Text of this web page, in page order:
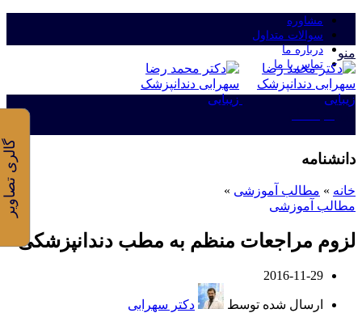
مشاوره
سوالات متداول
درباره ما
تماس با ما
منو
دانشنامه
خانه » مطالب آموزشی »
مطالب آموزشی
لزوم مراجعات منظم به مطب دندانپزشکی
2016-11-29
ارسال شده توسط دکتر سهرابی
گالری تصاویر